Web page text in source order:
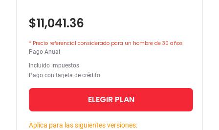
$11,041.36
* Precio referencial considerado para un hombre de 30 años
Pago Anual
Incluido impuestos
Pago con tarjeta de crédito
ELEGIR PLAN
Aplica para las siguientes versiones: